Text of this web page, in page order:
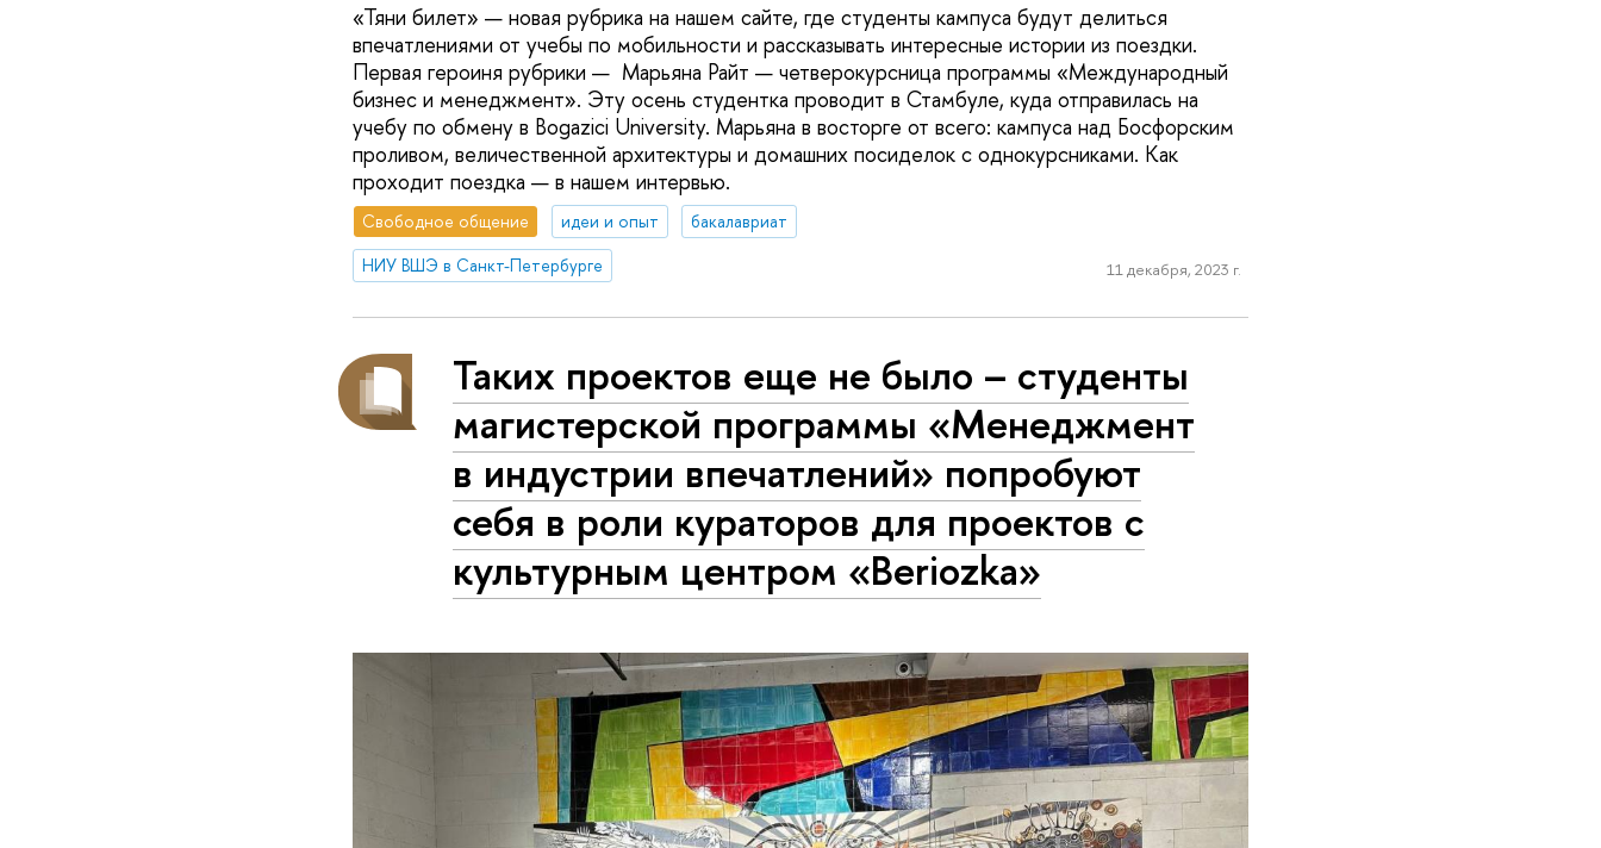
«Тяни билет» — новая рубрика на нашем сайте, где студенты кампуса будут делиться
впечатлениями от учебы по мобильности и рассказывать интересные истории из поездки.
Первая героиня рубрики — Марьяна Райт — четверокурсница программы «Международный
бизнес и менеджмент». Эту осень студентка проводит в Стамбуле, куда отправилась на
учебу по обмену в Bogazici University. Марьяна в восторге от всего: кампуса над Босфорским
проливом, величественной архитектуры и домашних посиделок с однокурсниками. Как
проходит поездка — в нашем интервью.
Свободное общение идеи и опыт
бакалавриат
НИУ ВШЭ в Санкт-Петербурге
11 декабря, 2023 г.
Таких проектов еще не было – студенты
магистерской программы «Менеджмент
в индустрии впечатлений» попробуют
себя в роли кураторов для проектов с
культурным центром «Beriozka»